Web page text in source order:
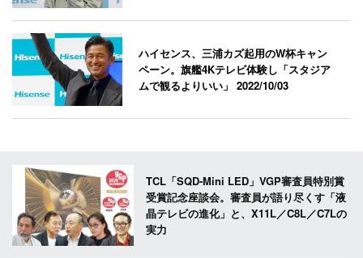
ハイセンス、三浦カズ起用のW杯キャン
ペーン。旗艦4Kテレビ体験し「スタジア
ムで観るよりいい」2022/10/03
TCL「SQD-Mini LED」VGP審査員特別賞
受賞記念座談会。審査員が語り尽くす「液
晶テレビの進化」と、X11L／C8L／C7Lの
実力